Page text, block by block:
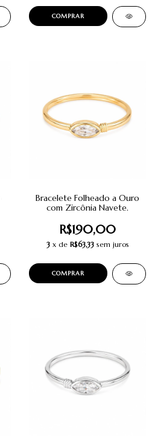
Bracelete Folheado a Ouro
com Zircônia Navete.
R$190,00
3 x de R$63,33 sem juros